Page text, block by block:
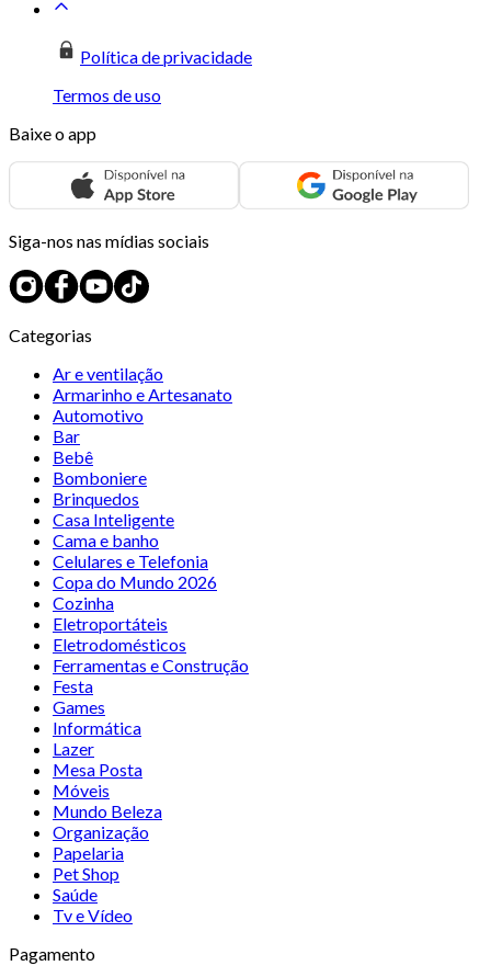
Política de privacidade
Termos de uso
Baixe o app
Siga-nos nas mídias sociais
Categorias
Ar e ventilação
Armarinho e Artesanato
Automotivo
Bar
Bebê
Bomboniere
Brinquedos
Casa Inteligente
Cama e banho
Celulares e Telefonia
Copa do Mundo 2026
Cozinha
Eletroportáteis
Eletrodomésticos
Ferramentas e Construção
Festa
Games
Informática
Lazer
Mesa Posta
Móveis
Mundo Beleza
Organização
Papelaria
Pet Shop
Saúde
Tv e Vídeo
Pagamento